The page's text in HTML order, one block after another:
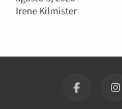
Irene Kilmister